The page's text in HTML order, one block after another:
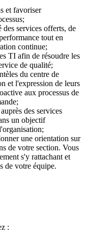
et favoriser
services offerts, de
tout en
continue;
TI afin de résoudre les
de qualité;
du centre de
et l'expression de leurs
aux processus de
des services
un objectif
une orientation sur
de votre section. Vous
s'y rattachant et
de votre équipe.
: